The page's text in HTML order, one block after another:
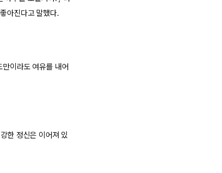
아진다고 말했다.
이라도 여유를 내어
한 정신은 이어져 있